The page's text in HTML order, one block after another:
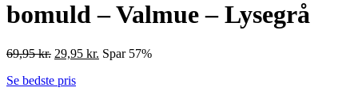
bomuld – Valmue – Lysegrå
69,95kr. Den
pris
29,95 kr. Den
Spar 57%
Se bedste pris